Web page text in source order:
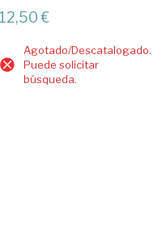
12,50 €
Agotado/Descatalogado.
Puede solicitar
búsqueda.